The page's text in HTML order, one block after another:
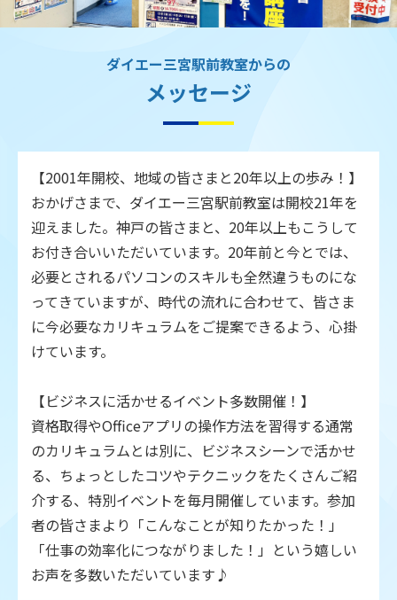
ダイエー三宮駅前教室からの
メッセージ
【2001年開校、地域の皆さまと20年以上の歩み！】
おかげさまで、ダイエー三宮駅前教室は開校21年を
迎えました。神戸の皆さまと、20年以上もこうして
お付き合いいただいています。20年前と今とでは、
必要とされるパソコンのスキルも全然違うものにな
ってきていますが、時代の流れに合わせて、皆さま
に今必要なカリキュラムをご提案できるよう、心掛
けています。
【ビジネスに活かせるイベント多数開催！】
資格取得やOfficeアプリの操作方法を習得する通常
のカリキュラムとは別に、ビジネスシーンで活かせ
る、ちょっとしたコツやテクニックをたくさんご紹
介する、特別イベントを毎月開催しています。参加
者の皆さまより「こんなことが知りたかった！」
「仕事の効率化につながりました！」という嬉しい
お声を多数いただいています♪